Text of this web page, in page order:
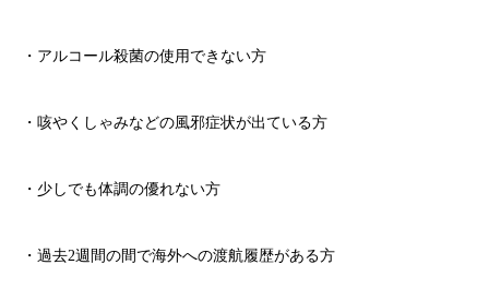
・アルコール殺菌の使用できない方
・咳やくしゃみなどの風邪症状が出ている方
・少しでも体調の優れない方
・過去2週間の間で海外への渡航履歴がある方